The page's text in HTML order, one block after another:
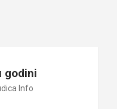
godini
Info